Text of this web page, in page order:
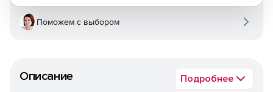
Описание Подробнее
Поможем с выбором